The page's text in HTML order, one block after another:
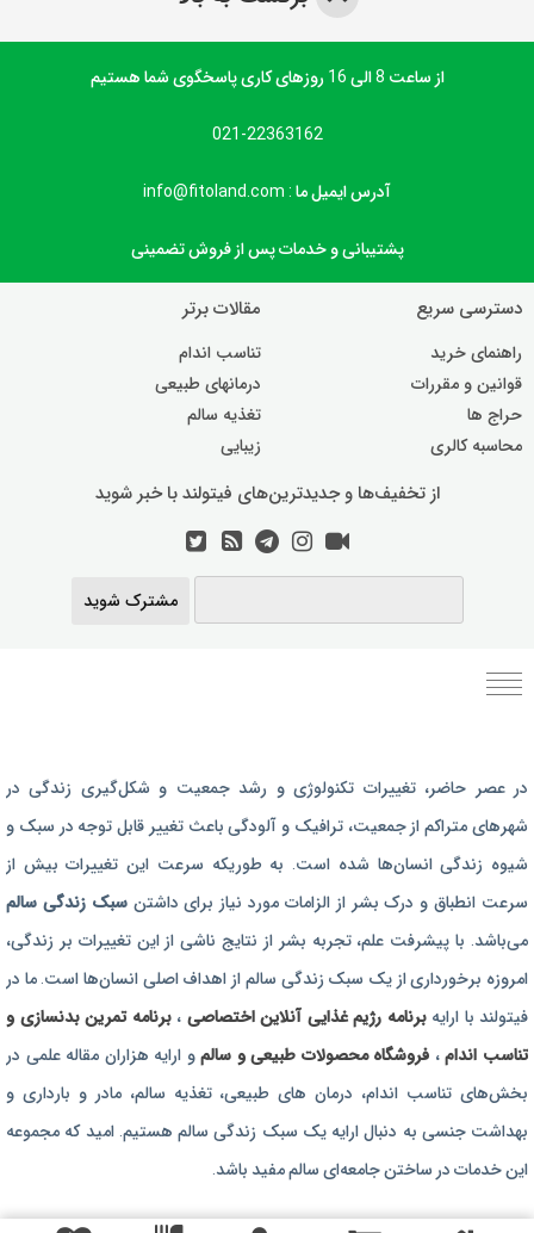
از ساعت 8 الی 16 روزهای کاری پاسخگوی شما هستیم
021-22363162
آدرس ایمیل ما : info@fitoland.com
پشتیبانی و خدمات پس از فروش تضمینی
دسترسی سریع
راهنمای خرید
قوانین و مقررات
حراج ها
محاسبه کالری
مقالات برتر
تناسب اندام
درمانهای طبیعی
تغذیه سالم
زیبایی
از تخفیف‌ها و جدیدترین‌های فیتولند با خبر شوید
مشترک شوید
رژیم غذایی بارداری
برنامه رژیم درمانی
برنامه تمرین بدنسازی
برنامه تمرینی
محصولات طبیعی و سالم
در عصر حاضر،‌ تغییرات تکنولوژی و رشد جمعیت و شکل‌گیری زندگی‌ در
شهرهای متراکم از جمعیت، ترافیک و آلودگی باعث تغییر قابل توجه در سبک و
شیوه زندگی انسان‌ها شده است. به طوریکه سرعت این تغییرات بیش از
سرعت انطباق و درک بشر از الزامات مورد نیاز برای داشتنسبک زندگی سالم
می‌باشد. با پیشرفت علم، تجربه بشر از نتایج ناشی از این تغییرات بر زندگی،
امروزه برخورداری از یک سبک زندگی سالم از اهداف اصلی انسان‌ها است. ما در
فیتولند با ارایهبرنامه رژیم غذایی آنلاین اختصاصی ،برنامه تمرین بدنسازی و
تناسب اندام، فروشگاه محصولات طبیعی و سالمو ارایه هزاران مقاله علمی در
بخش‌های تناسب اندام، درمان های طبیعی، تغذیه سالم، مادر و بارداری و
بهداشت جنسی به دنبال ارایه یک سبک زندگی سالم هستیم. امید که مجموعه
این خدمات در ساختن جامعه‌ای سالم مفید باشد.